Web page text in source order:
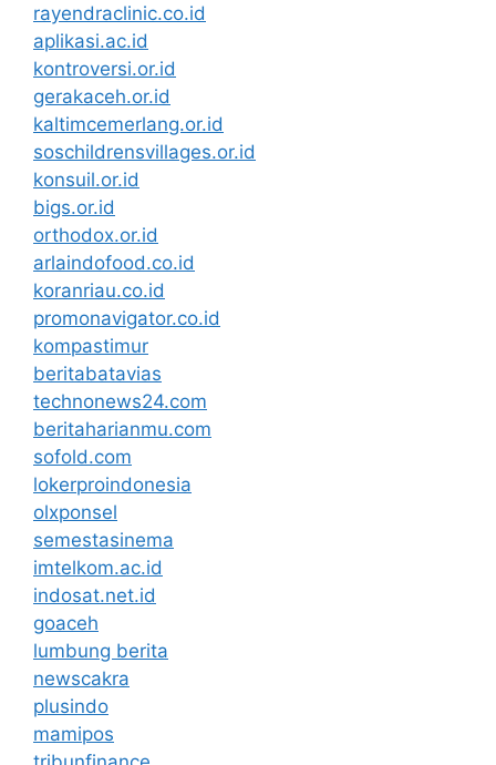
rayendraclinic.co.id
aplikasi.ac.id
kontroversi.or.id
gerakaceh.or.id
kaltimcemerlang.or.id
soschildrensvillages.or.id
konsuil.or.id
bigs.or.id
orthodox.or.id
arlaindofood.co.id
koranriau.co.id
promonavigator.co.id
kompastimur
beritabatavias
technonews24.com
beritaharianmu.com
sofold.com
lokerproindonesia
olxponsel
semestasinema
imtelkom.ac.id
indosat.net.id
goaceh
lumbung berita
newscakra
plusindo
mamipos